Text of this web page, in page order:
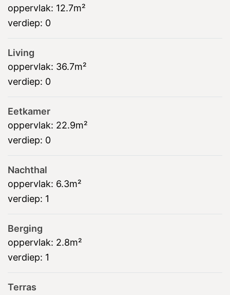
oppervlak: 12.7m²
verdiep: 0
Living
oppervlak: 36.7m²
verdiep: 0
Eetkamer
oppervlak: 22.9m²
verdiep: 0
Nachthal
oppervlak: 6.3m²
verdiep: 1
Berging
oppervlak: 2.8m²
verdiep: 1
Terras